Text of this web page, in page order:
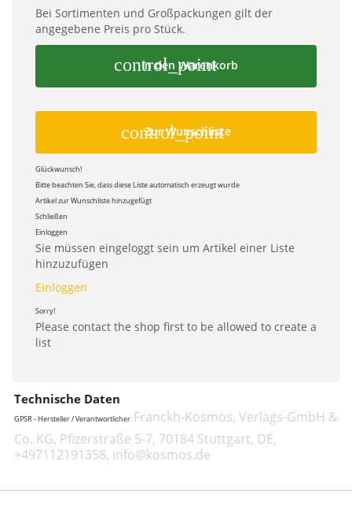
Bei Sortimenten und Großpackungen gilt der
angegebene Preis pro Stück.
control_point
In den Warenkorb
control_point
Zur Wunschliste
Glückwunsch!
Bitte beachten Sie, dass diese Liste automatisch erzeugt wurde
Artikel zur Wunschliste hinzugefügt
Schließen
Einloggen
Sie müssen eingeloggt sein um Artikel einer Liste
hinzuzufügen
Einloggen
Sorry!
Please contact the shop first to be allowed to create a
list
Technische Daten
GPSR - Hersteller / Verantwortlicher Franckh-Kosmos, Verlags-GmbH &
Co. KG, Pfizerstraße 5-7, 70184 Stuttgart, DE,
+497112191358, info@kosmos.de